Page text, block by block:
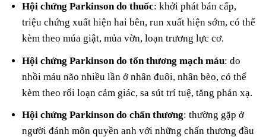
Hội chứng Parkinson do thuốc: khởi phát bán cấp,
triệu chứng xuất hiện hai bên, run xuất hiện sớm, có thể
kèm theo múa giật, mủa vờn, loạn trương lực cơ.
Hội chứng Parkinson do tổn thương mạch máu: do
nhồi máu não nhiều lần ở nhân đuôi, nhân bèo, có thể
kèm theo rối loạn cảm giác, sa sút trí tuệ, tăng phản xạ.
Hội chứng Parkinson do chấn thương: thường gặp ở
người đánh môn quyền anh với những chấn thương đầu